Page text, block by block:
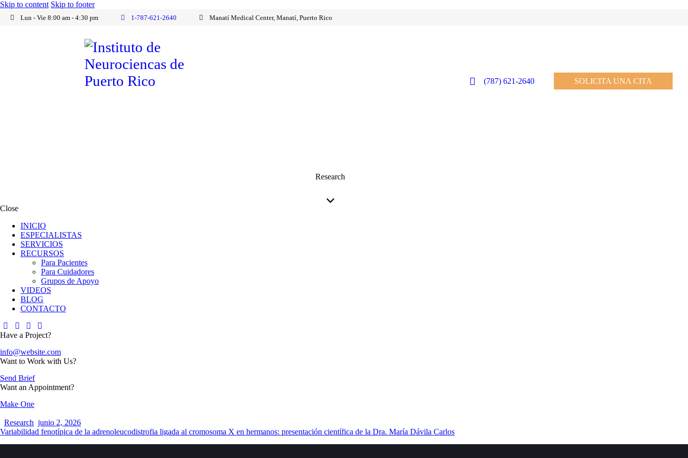
Skip to content Skip to footer
Lun - Vie 8:00 am - 4:30 pm 1-787-621-2640 Manatí Medical Center, Manatí, Puerto Rico
(787) 621-2640 SOLICITA UNA CITA
Research
Close
INICIO
ESPECIALISTAS
SERVICIOS
RECURSOS
Para Pacientes
Para Cuidadores
Grupos de Apoyo
VIDEOS
BLOG
CONTACTO
Have a Project?
info@website.com
Want to Work with Us?
Send Brief
Want an Appointment?
Make One
Research junio 2, 2026
Variabilidad fenotípica de la adrenoleucodistrofia ligada al cromosoma X en hermanos: presentación científica de la Dra. María Dávila Carlos